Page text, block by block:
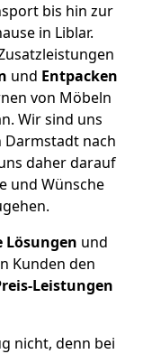
bis hin zur
in Liblar.
und Entpacken
von Möbeln
Wir sind uns
Darmstadt nach
daher darauf
und Wünsche
Lösungen und
Kunden den
Leistungen
nicht, denn bei